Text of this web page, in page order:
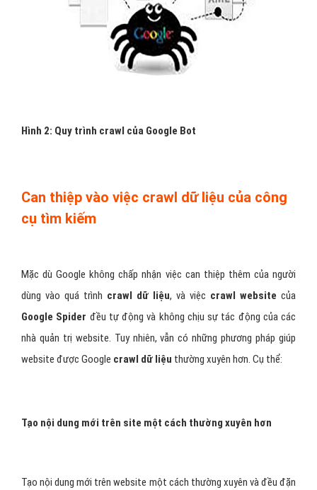
Hình 2: Quy trình crawl của Google Bot
Can thiệp vào việc crawl dữ liệu của công
cụ tìm kiếm
Mặc dù Google không chấp nhận việc can thiệp thêm của người
dùng vào quá trình crawl dữ liệu, và việc crawl website của
Google Spider đều tự động và không chịu sự tác động của các
nhà quản trị website. Tuy nhiên, vẫn có những phương pháp giúp
website được Google crawl dữ liệu thường xuyên hơn. Cụ thể:
Tạo nội dung mới trên site một cách thường xuyên hơn
Tạo nội dung mới trên website một cách thường xuyên và đều đặn